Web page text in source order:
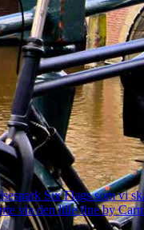
Six Flags som vi
via den lille fine by